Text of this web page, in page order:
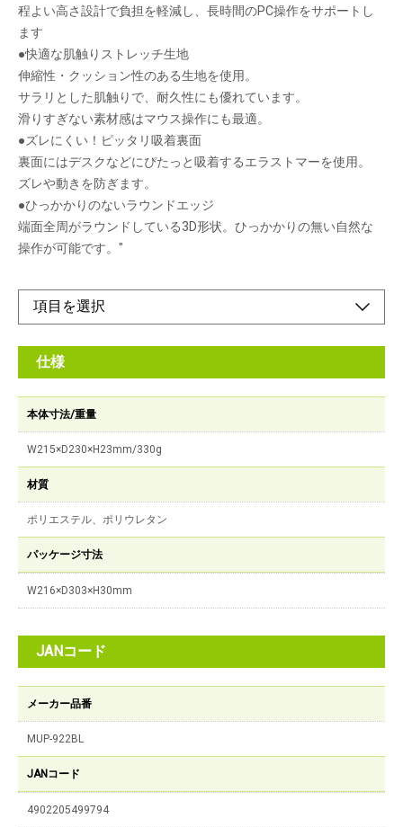
程よい高さ設計で負担を軽減し、長時間のPC操作をサポートし
ます
●快適な肌触りストレッチ生地
伸縮性・クッション性のある生地を使用。
サラリとした肌触りで、耐久性にも優れています。
滑りすぎない素材感はマウス操作にも最適。
●ズレにくい！ピッタリ吸着裏面
裏面にはデスクなどにぴたっと吸着するエラストマーを使用。
ズレや動きを防ぎます。
●ひっかかりのないラウンドエッジ
端面全周がラウンドしている3D形状。ひっかかりの無い自然な
操作が可能です。"
仕様
本体寸法/重量
W215×D230×H23mm/330g
材質
ポリエステル、ポリウレタン
パッケージ寸法
W216×D303×H30mm
JANコード
メーカー品番
MUP-922BL
JANコード
4902205499794